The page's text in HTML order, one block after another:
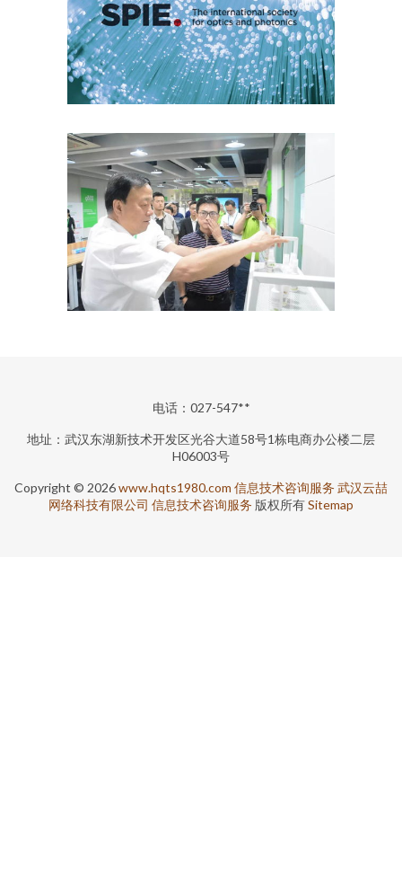
电话：027-547**
地址：武汉东湖新技术开发区光谷大道58号1栋电商办公楼二层
H06003号
Copyright © 2026www.hqts1980.com 信息技术咨询服务 武汉云喆
网络科技有限公司 信息技术咨询服务 版权所有Sitemap